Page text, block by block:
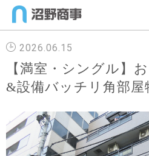
2026.06.15
【満室・シングル】
&設備バッチリ角部屋